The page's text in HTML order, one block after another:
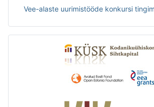
Vee-alaste uurimistööde konkursi